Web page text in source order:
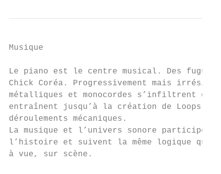
Musique
Le piano est le centre musical. Des
Chick Coréa. Progressivement mais
métalliques et monocordes s’infiltrent
entraînent jusqu’à la création de Loops,
déroulements mécaniques.
La musique et l’univers sonore participent
l’histoire et suivent la même logique
à vue, sur scène.